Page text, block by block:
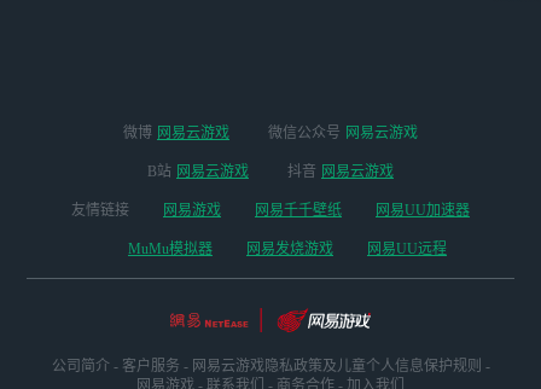
微博 网易云游戏 微信公众号 网易云游戏
B站 网易云游戏 抖音 网易云游戏
友情链接 网易游戏 网易千千壁纸 网易UU加速器
MuMu模拟器 网易发烧游戏 网易UU远程
公司简介 - 客户服务 - 网易云游戏隐私政策及儿童个人信息保护规则 -